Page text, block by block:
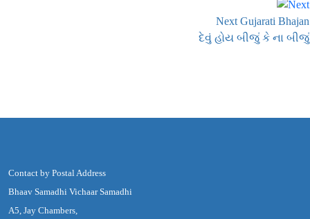
Next Gujarati Bhajan
દેવું હોય બીજું કે ના બીજું
Contact by Postal Address
Bhaav Samadhi Vichaar Samadhi
A5, Jay Chambers,